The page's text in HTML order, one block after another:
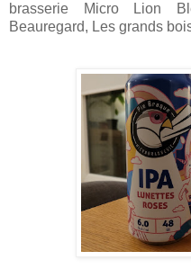
brasserie Micro Lion
Beauregard, Les grands